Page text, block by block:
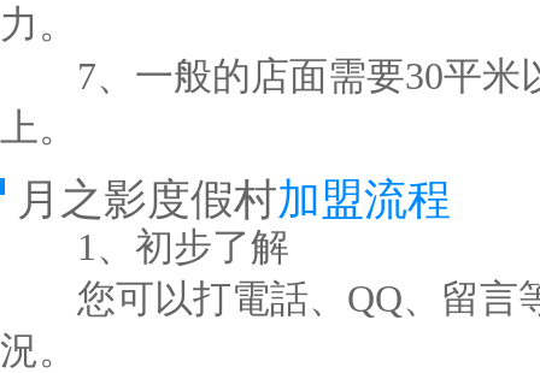
力。
7、一般的店面需要30平米
上。
月之影度假村加盟流程
1、初步了解
您可以打電話、QQ、留言
況。